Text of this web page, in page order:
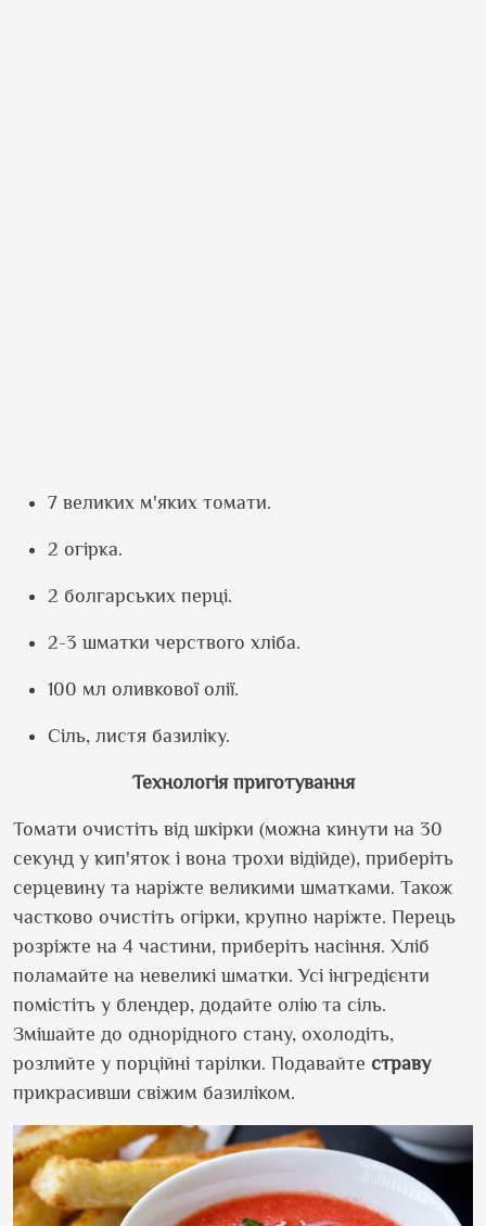
7 великих м'яких томати.
2 огірка.
2 болгарських перці.
2-3 шматки черствого хліба.
100 мл оливкової олії.
Сіль, листя базиліку.
Технологія приготування
Томати очистіть від шкірки (можна кинути на 30
секунд у кип'яток і вона трохи відійде), приберіть
серцевину та наріжте великими шматками. Також
частково очистіть огірки, крупно наріжте. Перець
розріжте на 4 частини, приберіть насіння. Хліб
поламайте на невеликі шматки. Усі інгредієнти
помістіть у блендер, додайте олію та сіль.
Змішайте до однорідного стану, охолодіть,
розлийте у порційні тарілки. Подавайте страву
прикрасивши свіжим базиліком.